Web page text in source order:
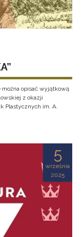
można opisać wyjątkową
z okazji
Plastycznych im. A.
5
września
2025